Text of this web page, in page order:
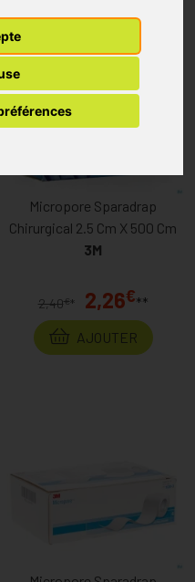
Micropore Sparadrap
Chirurgical 2.5 Cm X 500 Cm
3M
2,40€ * 2,26€**
AJOUTER